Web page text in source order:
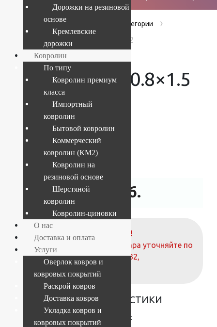
› Products Без категории ›
Ковер Matrix 0.8x1.5 1918 16522
Ковер Matrix 0.8×1.5
1918 16522
Текущий размер:0.8x1.5 м
Артикул:
4841227965095
2 631 руб.
ВНИМАНИЕ!
О наличие и стоимости товара уточняйте по
телефонам:+7 (812) 377-09-32,
+7 (967) 346-75-44
ОСНОВНЫЕ ХАРАКТЕРИСТИКИ
Matrix
Дорожки на резиновой
основе
Кремлевские
дорожки
Ковролин
По типу
Ковролин премиум
класса
Импортный
ковролин
Бытовой ковролин
Коммерческий
ковролин (КМ2)
Ковролин на
резиновой основе
Шерстяной
ковролин
Ковролин-циновки
О нас
Доставка и оплата
Услуги
Оверлок ковров и
ковровых покрытий
Раскрой ковров
Доставка ковров
Укладка ковров и
ковровых покрытий